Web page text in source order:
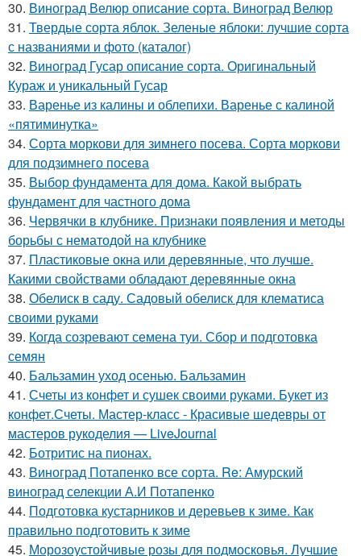
30. Виноград Велюр описание сорта. Виноград Велюр
31. Твердые сорта яблок. Зеленые яблоки: лучшие сорта
с названиями и фото (каталог)
32. Виноград Гусар описание сорта. Оригинальный
Кураж и уникальный Гусар
33. Варенье из калины и облепихи. Варенье с калиной
«пятиминутка»
34. Сорта моркови для зимнего посева. Сорта моркови
для подзимнего посева
35. Выбор фундамента для дома. Какой выбрать
фундамент для частного дома
36. Червячки в клубнике. Признаки появления и методы
борьбы с нематодой на клубнике
37. Пластиковые окна или деревянные, что лучше.
Какими свойствами обладают деревянные окна
38. Обелиск в саду. Садовый обелиск для клематиса
своими руками
39. Когда созревают семена туи. Сбор и подготовка
семян
40. Бальзамин уход осенью. Бальзамин
41. Счеты из конфет и сушек своими руками. Букет из
конфет.Счеты. Мастер-класс - Красивые шедевры от
мастеров рукоделия — LiveJournal
42. Ботритис на пионах.
43. Виноград Потапенко все сорта. Re: Амурский
виноград селекции А.И Потапенко
44. Подготовка кустарников и деревьев к зиме. Как
правильно подготовить к зиме
45. Морозоустойчивые розы для подмосковья. Лучшие